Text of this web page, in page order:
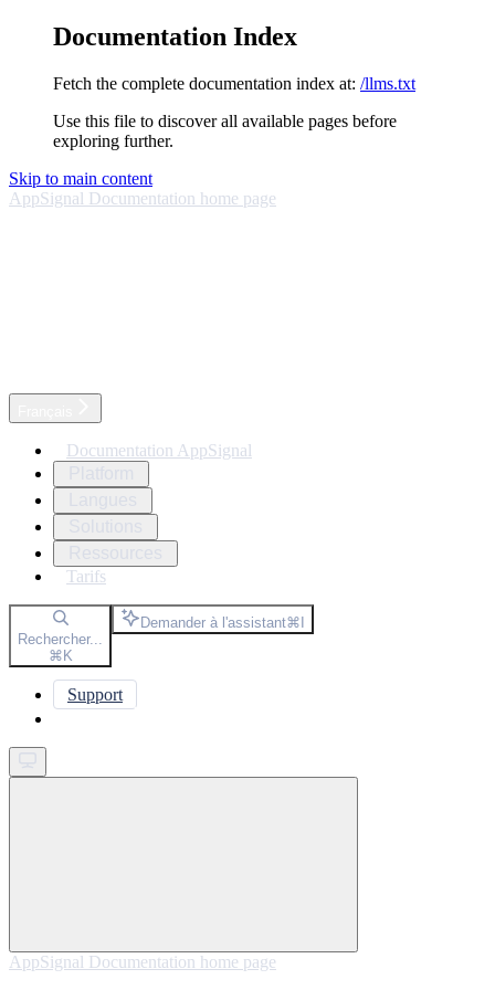
Documentation Index
Fetch the complete documentation index at: /llms.txt
Use this file to discover all available pages before
exploring further.
Skip to main content
AppSignal Documentation home page
Documentation AppSignal
Tarifs
Rechercher...
⌘K
Demander à l'assistant⌘I
Support
AppSignal Documentation home page